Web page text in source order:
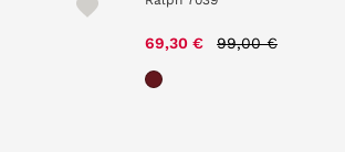
69,30 € Price reduced
99,00 €